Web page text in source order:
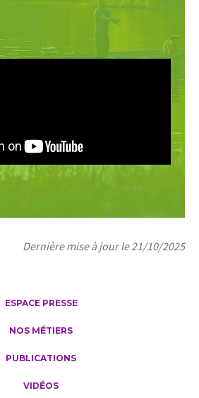
Dernière mise à jour le 21/10/2025
ESPACE PRESSE
NOS MÉTIERS
PUBLICATIONS
VIDÉOS